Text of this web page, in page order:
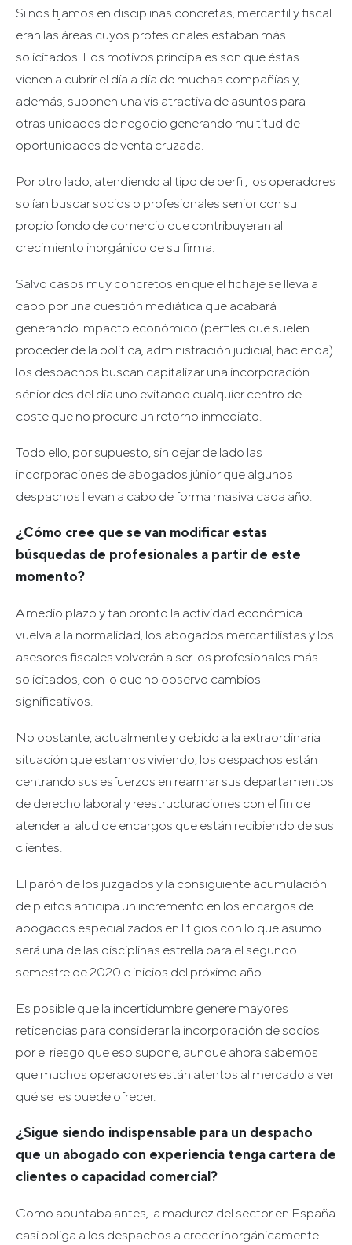
Si nos fijamos en disciplinas concretas, mercantil y fiscal
eran las áreas cuyos profesionales estaban más
solicitados. Los motivos principales son que éstas
vienen a cubrir el día a día de muchas compañías y,
además, suponen una vis atractiva de asuntos para
otras unidades de negocio generando multitud de
oportunidades de venta cruzada.
Por otro lado, atendiendo al tipo de perfil, los operadores
solían buscar socios o profesionales senior con su
propio fondo de comercio que contribuyeran al
crecimiento inorgánico de su firma.
Salvo casos muy concretos en que el fichaje se lleva a
cabo por una cuestión mediática que acabará
generando impacto económico (perfiles que suelen
proceder de la política, administración judicial, hacienda)
los despachos buscan capitalizar una incorporación
sénior des del dia uno evitando cualquier centro de
coste que no procure un retorno inmediato.
Todo ello, por supuesto, sin dejar de lado las
incorporaciones de abogados júnior que algunos
despachos llevan a cabo de forma masiva cada año.
¿Cómo cree que se van modificar estas
búsquedas de profesionales a partir de este
momento?
A medio plazo y tan pronto la actividad económica
vuelva a la normalidad, los abogados mercantilistas y los
asesores fiscales volverán a ser los profesionales más
solicitados, con lo que no observo cambios
significativos.
No obstante, actualmente y debido a la extraordinaria
situación que estamos viviendo, los despachos están
centrando sus esfuerzos en rearmar sus departamentos
de derecho laboral y reestructuraciones con el fin de
atender al alud de encargos que están recibiendo de sus
clientes.
El parón de los juzgados y la consiguiente acumulación
de pleitos anticipa un incremento en los encargos de
abogados especializados en litigios con lo que asumo
será una de las disciplinas estrella para el segundo
semestre de 2020 e inicios del próximo año.
Es posible que la incertidumbre genere mayores
reticencias para considerar la incorporación de socios
por el riesgo que eso supone, aunque ahora sabemos
que muchos operadores están atentos al mercado a ver
qué se les puede ofrecer.
¿Sigue siendo indispensable para un despacho
que un abogado con experiencia tenga cartera de
clientes o capacidad comercial?
Como apuntaba antes, la madurez del sector en España
casi obliga a los despachos a crecer inorgánicamente